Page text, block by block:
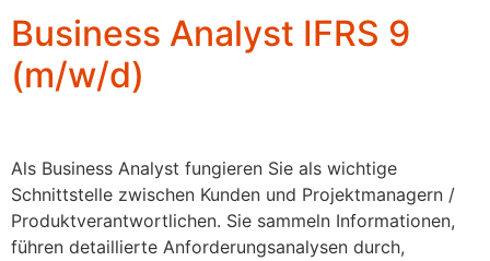
Business Analyst IFRS 9
(m/w/d)
Als Business Analyst fungieren Sie als wichtige
Schnittstelle zwischen Kunden und Projektmanagern /
Produktverantwortlichen. Sie sammeln Informationen,
führen detaillierte Anforderungsanalysen durch,